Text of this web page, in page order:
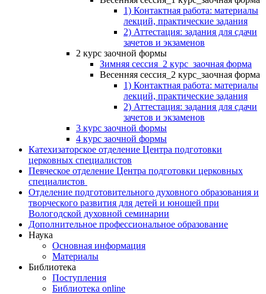
1) Контактная работа: материалы
лекций, практические задания
2) Аттестация: задания для сдачи
зачетов и экзаменов
2 курс заочной формы
Зимняя сессия_2 курс_заочная форма
Весенняя сессия_2 курс_заочная форма
1) Контактная работа: материалы
лекций, практические задания
2) Аттестация: задания для сдачи
зачетов и экзаменов
3 курс заочной формы
4 курс заочной формы
Катехизаторское отделение Центра подготовки
церковных специалистов
Певческое отделение Центра подготовки церковных
специалистов
Отделение подготовительного духовного образования и
творческого развития для детей и юношей при
Вологодской духовной семинарии
Дополнительное профессиональное образование
Наука
Основная информация
Материалы
Библиотека
Поступления
Библиотека online